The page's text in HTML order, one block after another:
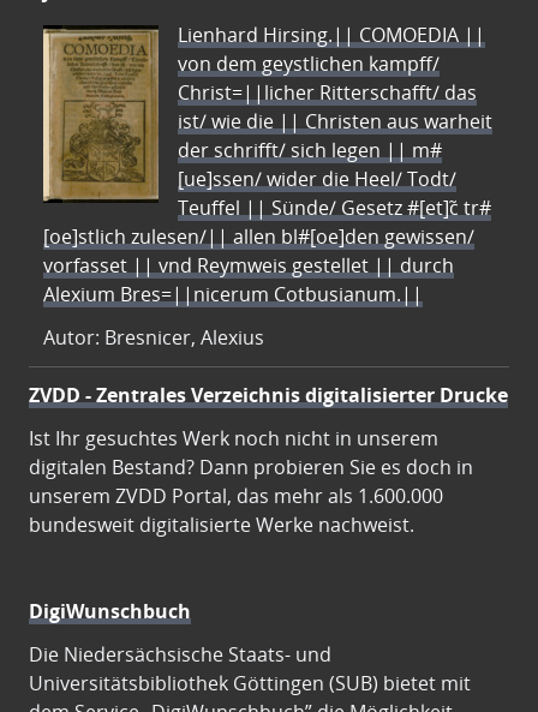
Lienhard Hirsing.|| COMOEDIA ||
von dem geystlichen kampff/
Christ=||licher Ritterschafft/ das
ist/ wie die || Christen aus warheit
der schrifft/ sich legen || m#
[ue]ssen/ wider die Heel/ Todt/
Teuffel || Sünde/ Gesetz #[et]c̃ tr#
[oe]stlich zulesen/|| allen bl#[oe]den gewissen/
vorfasset || vnd Reymweis gestellet || durch
Alexium Bres=||nicerum Cotbusianum.||
Autor: Bresnicer, Alexius
ZVDD - Zentrales Verzeichnis digitalisierter Drucke
Ist Ihr gesuchtes Werk noch nicht in unserem
digitalen Bestand? Dann probieren Sie es doch in
unserem ZVDD Portal, das mehr als 1.600.000
bundesweit digitalisierte Werke nachweist.
DigiWunschbuch
Die Niedersächsische Staats- und
Universitätsbibliothek Göttingen (SUB) bietet mit